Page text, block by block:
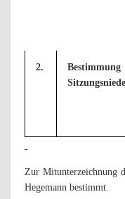
2.
Zur Mitunterzeichnung
Hegemann bestimmt.